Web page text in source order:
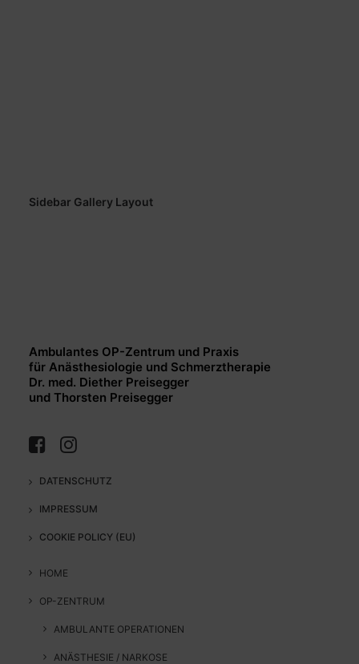
Sidebar Gallery Layout
Ambulantes OP-Zentrum und Praxis
für Anästhesiologie und Schmerztherapie
Dr. med. Diether Preisegger
und Thorsten Preisegger
DATENSCHUTZ
IMPRESSUM
COOKIE POLICY (EU)
HOME
OP-ZENTRUM
AMBULANTE OPERATIONEN
ANÄSTHESIE / NARKOSE